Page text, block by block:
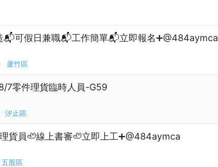
可假日兼職📬工作簡單📬立即報名➕@484aymca
蘆竹區
7零件理貨臨時人員-G59
汐止區
貨員🦥線上書審🦥立即上工➕@484aymca
五股區